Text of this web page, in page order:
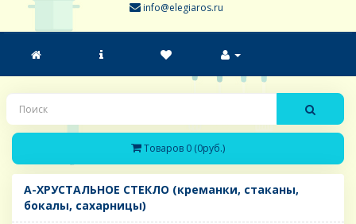
info@elegiaros.ru
Товаров 0 (0руб.)
A-ХРУСТАЛЬНОЕ СТЕКЛО (креманки, стаканы,
бокалы, сахарницы)